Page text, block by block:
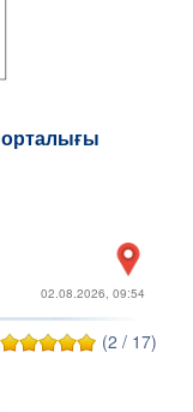
02.08.2026, 09:54
(2 / 17)